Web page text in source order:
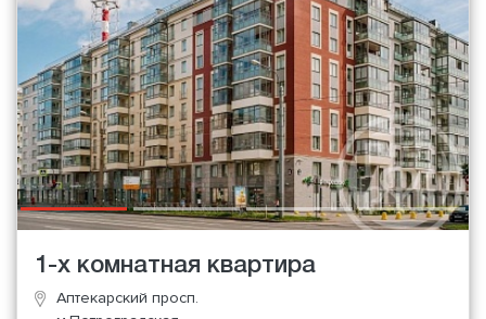
1-х комнатная квартира
Аптекарский просп.